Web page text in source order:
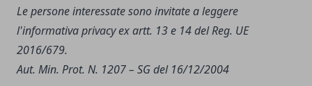
Le persone interessate sono invitate a leggere
l'informativa privacyex artt. 13 e 14 del Reg. UE
2016/679.
Aut. Min. Prot. N. 1207 – SG del 16/12/2004